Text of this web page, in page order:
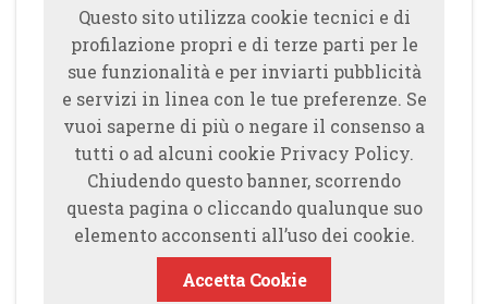
Questo sito utilizza cookie tecnici e di
profilazione propri e di terze parti per le
sue funzionalità e per inviarti pubblicità
e servizi in linea con le tue preferenze. Se
vuoi saperne di più o negare il consenso a
tutti o ad alcuni cookie Privacy Policy.
Chiudendo questo banner, scorrendo
questa pagina o cliccando qualunque suo
elemento acconsenti all’uso dei cookie.
Accetta Cookie